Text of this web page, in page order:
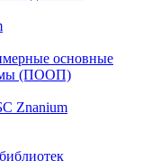
основные
(ПООП)
Znanium